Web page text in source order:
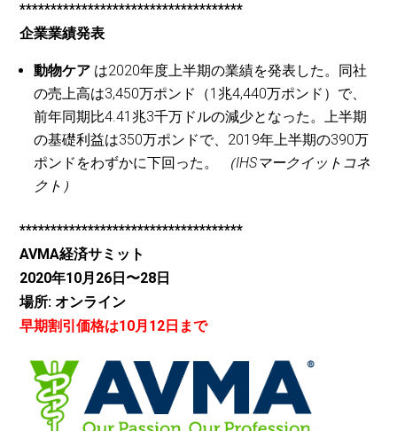
************************************
企業業績発表
動物ケア は2020年度上半期の業績を発表した。同社
の売上高は3,450万ポンド（1兆4,440万ポンド）で、
前年同期比4.41兆3千万ドルの減少となった。上半期
の基礎利益は350万ポンドで、2019年上半期の390万
ポンドをわずかに下回った。
（IHSマークイットコネ
クト）
************************************
AVMA経済サミット
2020年10月26日〜28日
場所: オンライン
早期割引価格は10月12日まで